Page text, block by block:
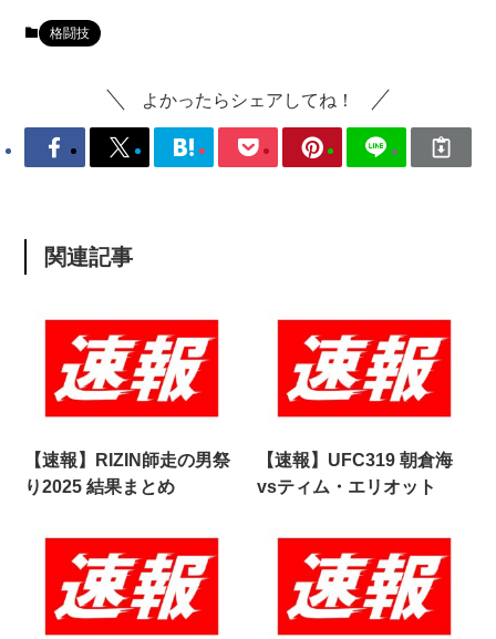
格闘技
よかったらシェアしてね！
関連記事
【速報】RIZIN師走の男祭
り2025 結果まとめ
【速報】UFC319 朝倉海
vsティム・エリオット